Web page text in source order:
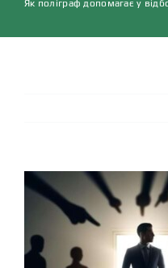
КОНТАКТИ
Як поліграф допомагає у